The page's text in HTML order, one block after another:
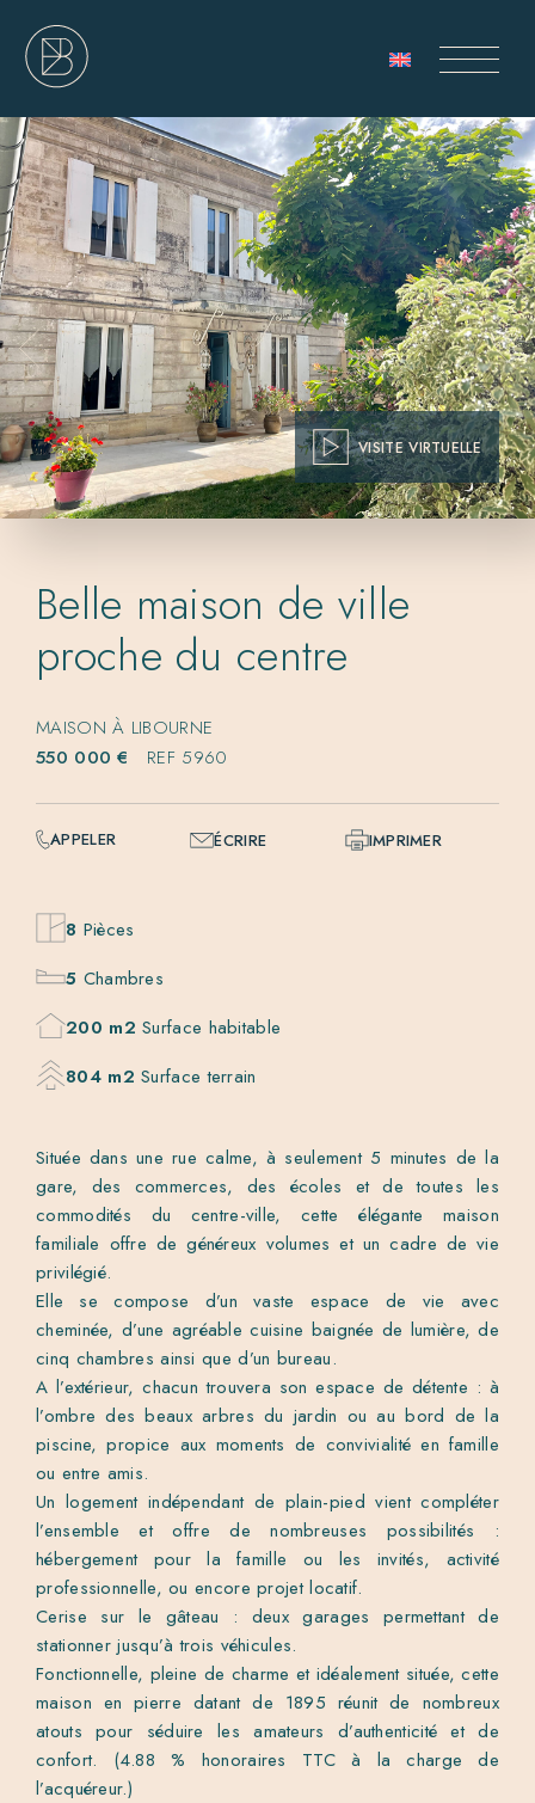
VISITE VIRTUELLE
Belle maison de ville
proche du centre
MAISON À LIBOURNE
550 000 €
REF 5960
APPELER ÉCRIRE IMPRIMER
Située dans une rue calme, à seulement 5 minutes de la
gare, des commerces, des écoles et de toutes les
commodités du centre-ville, cette élégante maison
familiale offre de généreux volumes et un cadre de vie
privilégié.
Elle se compose d’un vaste espace de vie avec
cheminée, d’une agréable cuisine baignée de lumière, de
cinq chambres ainsi que d’un bureau.
A l’extérieur, chacun trouvera son espace de détente : à
l’ombre des beaux arbres du jardin ou au bord de la
piscine, propice aux moments de convivialité en famille
ou entre amis.
Un logement indépendant de plain-pied vient compléter
l’ensemble et offre de nombreuses possibilités :
hébergement pour la famille ou les invités, activité
professionnelle, ou encore projet locatif.
Cerise sur le gâteau : deux garages permettant de
stationner jusqu’à trois véhicules.
Fonctionnelle, pleine de charme et idéalement située, cette
maison en pierre datant de 1895 réunit de nombreux
atouts pour séduire les amateurs d’authenticité et de
confort. (4.88 % honoraires TTC à la charge de
l’acquéreur.)
8 Pièces
5 Chambres
200 m2 Surface habitable
804 m2 Surface terrain